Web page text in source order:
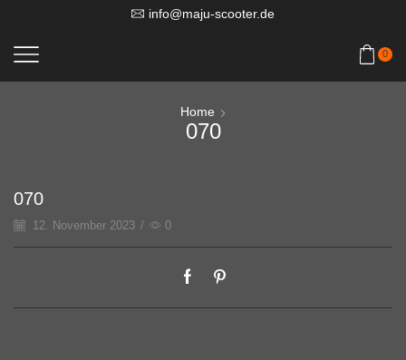
info@maju-scooter.de
0
Home
070
070
12. November 2023 / 0